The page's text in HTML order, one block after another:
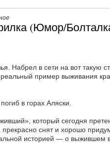
(Юмор/
Набрел в сети на вот такую
пример выживания
в горах Аляски.
который сегодня
прекрасно снят и хорошо
историей — о выжившем